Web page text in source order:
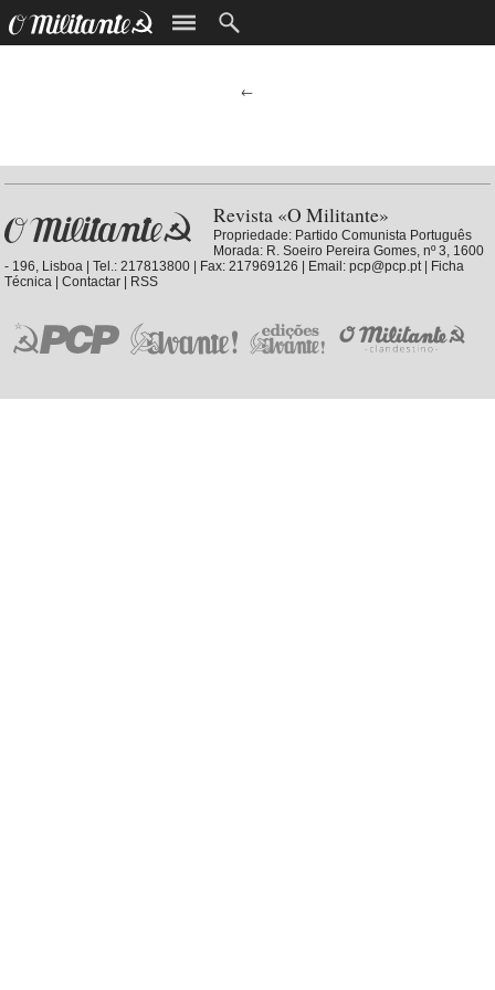
←
Revista «O Militante»
Propriedade: Partido Comunista Português
Morada: R. Soeiro Pereira Gomes, nº 3, 1600
- 196, Lisboa | Tel.: 217813800 | Fax: 217969126 | Email: pcp@pcp.pt |
Ficha
Técnica |Contactar RSS